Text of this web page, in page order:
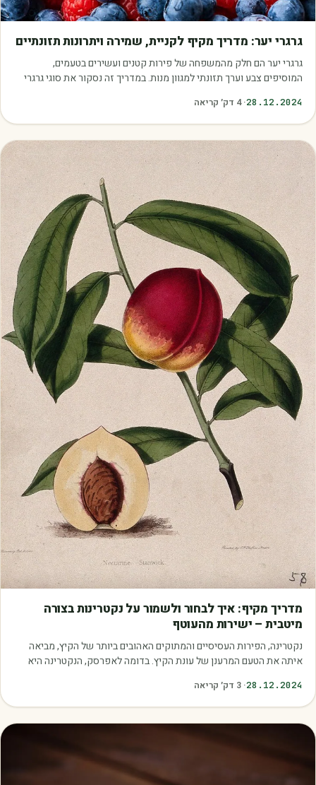
גרגרי יער: מדריך מקיף לקניית, שמירה ויתרונות תזונתיים
גרגרי יער הם חלק מהמשפחה של פירות קטנים ועשירים בטעמים,
המוסיפים צבע וערך תזונתי למגוון מנות. במדריך זה נסקור את סוגי גרגרי
28.12.2024
·
4 דק׳ קריאה
מדריך מקיף: איך לבחור ולשמור על נקטרינות בצורה
מיטבית – ישירות מהעוטף
נקטרינה, הפירות העסיסיים והמתוקים האהובים ביותר של הקיץ, מביאה
איתה את הטעם המרענן של עונת הקיץ. בדומה לאפרסק, הנקטרינה היא
28.12.2024
·
3 דק׳ קריאה